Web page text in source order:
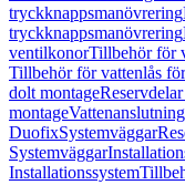
tryckknappsmanövrering
tryckknappsmanövrering
ventilkonorTillbehör för
Tillbehör för vattenlås
dolt montage
montage
DuofixSystemväggar
Systemväggar
Installationssystem